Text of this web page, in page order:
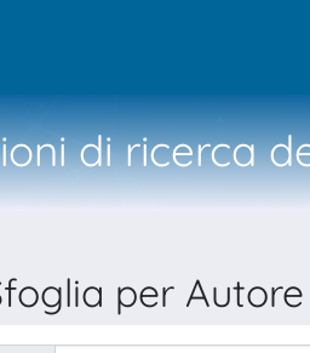
di ricerca
per Autore